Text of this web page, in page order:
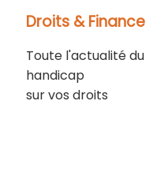
Droits & Finance
Toute l'actualité du
handicap
sur vos droits